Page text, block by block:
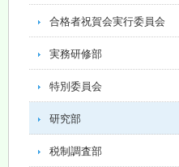
合格者祝賀会実行委員会
実務研修部
特別委員会
研究部
税制調査部